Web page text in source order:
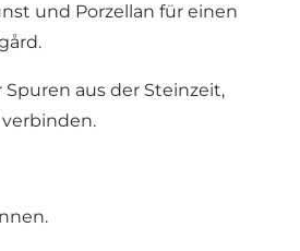
und Porzellan für einen
aus der Steinzeit,